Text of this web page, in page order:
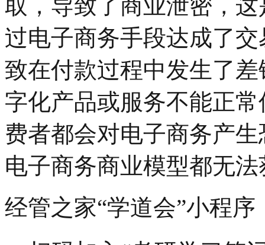
取，导致了商业泄密，
过电子商务手段达成了
致在付款过程中发生了
字化产品或服务不能正
费者都会对电子商务产
电子商务商业模型都无
经管之家“学道会”小程序